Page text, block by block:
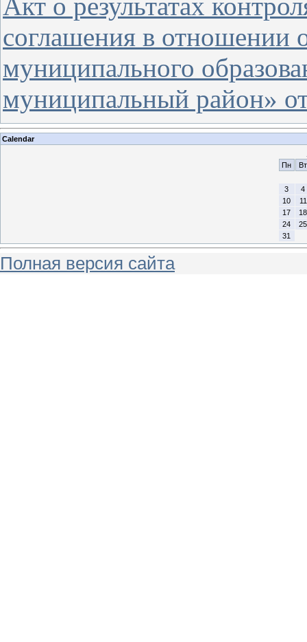
соглашения в отношении
муниципального
муниципальный район»
Calendar
Пн
Вт
3
4
10
11
17
18
24
25
31
Полная версия сайта